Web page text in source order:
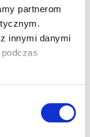
partnerom
innymi danymi
szt –